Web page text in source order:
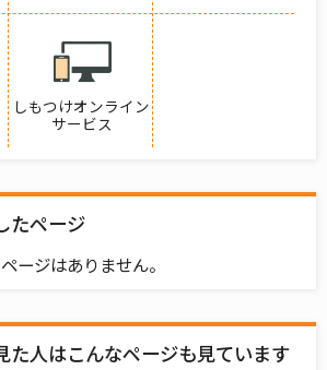
しもつけオンライン
サービス
たページ
ージはありません。
た人はこんなページも見ています